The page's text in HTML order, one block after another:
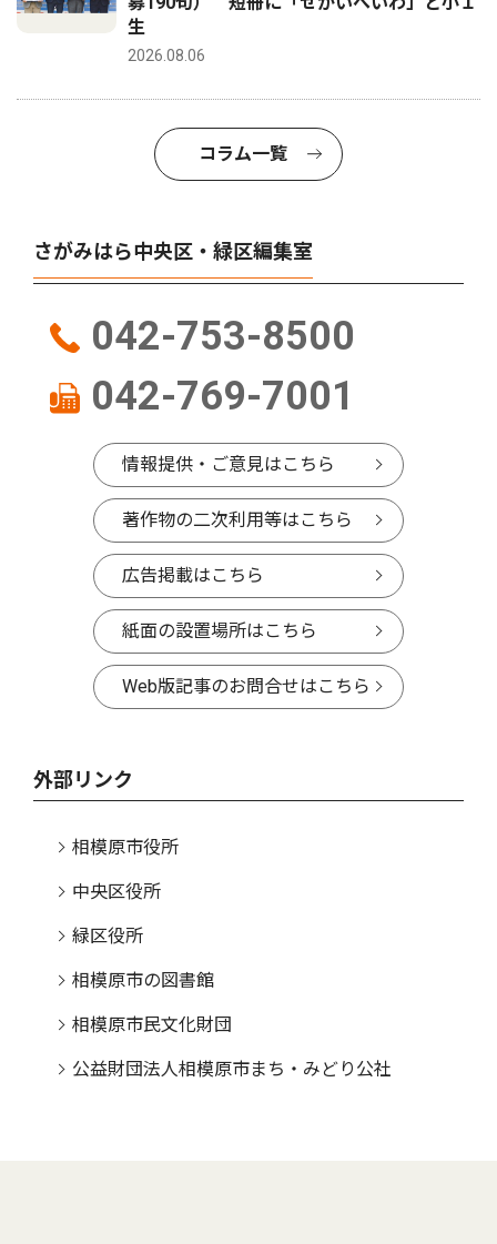
生
2026.08.06
コラム一覧
さがみはら中央区・緑区編集室
042-753-8500
042-769-7001
情報提供・ご意見はこちら
著作物の二次利用等はこちら
広告掲載はこちら
紙面の設置場所はこちら
Web版記事のお問合せはこちら
外部リンク
相模原市役所
中央区役所
緑区役所
相模原市の図書館
相模原市民文化財団
公益財団法人相模原市まち・みどり公社